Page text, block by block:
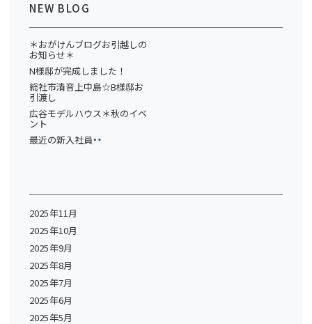
NEW BLOG
＊おがけんブログお引越しの
お知らせ＊
N様邸が完成しました！
総社市清音上中島☆B様邸お
引渡し
広谷モデルハウス＊秋のイベ
ント
最近の新入社員
2025年11月
2025年10月
2025年9月
2025年8月
2025年7月
2025年6月
2025年5月